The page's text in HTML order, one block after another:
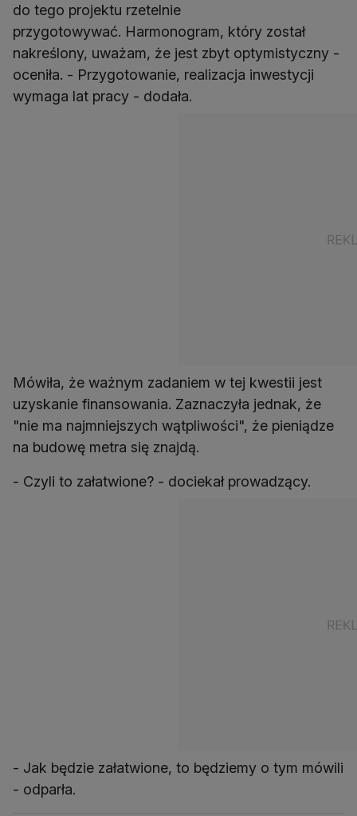
do tego projektu rzetelnie
przygotowywać. Harmonogram, który został
nakreślony, uważam, że jest zbyt optymistyczny -
oceniła. - Przygotowanie, realizacja inwestycji
wymaga lat pracy - dodała.
Mówiła, że ważnym zadaniem w tej kwestii jest
uzyskanie finansowania. Zaznaczyła jednak, że
"nie ma najmniejszych wątpliwości", że pieniądze
na budowę metra się znajdą.
- Czyli to załatwione? - dociekał prowadzący.
- Jak będzie załatwione, to będziemy o tym mówili
- odparła.